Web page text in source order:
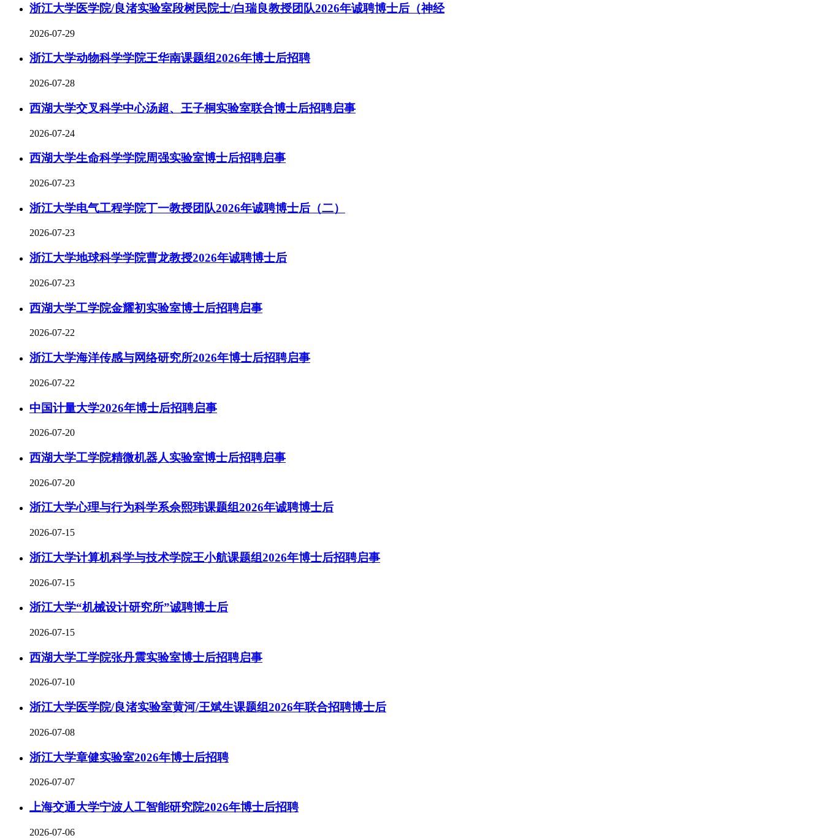
浙江大学医学院/良渚实验室段树民院士/白瑞良教授团队2026年诚聘博士后（神经
2026-07-29
浙江大学动物科学学院王华南课题组2026年博士后招聘
2026-07-28
西湖大学交叉科学中心汤超、王子桐实验室联合博士后招聘启事
2026-07-24
西湖大学生命科学学院周强实验室博士后招聘启事
2026-07-23
浙江大学电气工程学院丁一教授团队2026年诚聘博士后（二）
2026-07-23
浙江大学地球科学学院曹龙教授2026年诚聘博士后
2026-07-23
西湖大学工学院金耀初实验室博士后招聘启事
2026-07-22
浙江大学海洋传感与网络研究所2026年博士后招聘启事
2026-07-22
中国计量大学2026年博士后招聘启事
2026-07-20
西湖大学工学院精微机器人实验室博士后招聘启事
2026-07-20
浙江大学心理与行为科学系佘熙玮课题组2026年诚聘博士后
2026-07-15
浙江大学计算机科学与技术学院王小航课题组2026年博士后招聘启事
2026-07-15
浙江大学“机械设计研究所”诚聘博士后
2026-07-15
西湖大学工学院张丹震实验室博士后招聘启事
2026-07-10
浙江大学医学院/良渚实验室黄河/王斌生课题组2026年联合招聘博士后
2026-07-08
浙江大学章健实验室2026年博士后招聘
2026-07-07
上海交通大学宁波人工智能研究院2026年博士后招聘
2026-07-06